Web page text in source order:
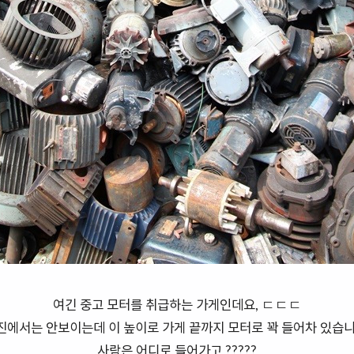
여긴 중고 모터를 취급하는 가게인데요, ㄷㄷㄷ
에서는 안보이는데 이 높이로 가게 끝까지 모터로 꽉 들어차 있습
사람은 어디로 들어가고 ?????